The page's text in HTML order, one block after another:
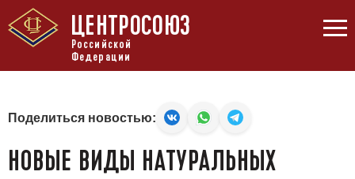
ЦЕНТРОСОЮЗ
Российской
Федерации
Поделиться новостью:
НОВЫЕ ВИДЫ НАТУРАЛЬНЫХ